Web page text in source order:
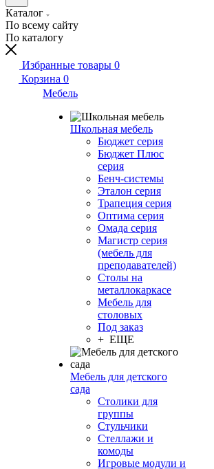
Каталог
По всему сайту
По каталогу
Избранные товары 0
Корзина 0
Мебель
Школьная мебель
Бюджет серия
Бюджет Плюс
серия
Бенч-системы
Эталон серия
Трапеция серия
Оптима серия
Омада серия
Магистр серия
(мебель для
преподавателей)
Столы на
металлокаркасе
Мебель для
столовых
Под заказ
+ ЕЩЕ
Мебель для детского
сада
Столики для
группы
Стульчики
Стеллажи и
комоды
Игровые модули и